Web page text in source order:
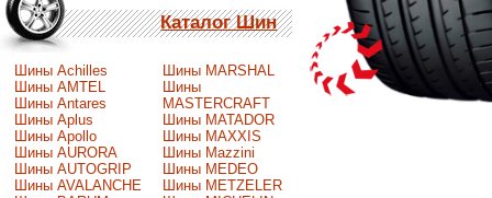
Каталог Шин
Шины Achilles
Шины AMTEL
Шины Antares
Шины Aplus
Шины Apollo
Шины AURORA
Шины AUTOGRIP
Шины AVALANCHE
Шины MARSHAL
Шины
MASTERCRAFT
Шины MATADOR
Шины MAXXIS
Шины Mazzini
Шины MEDEO
Шины METZELER